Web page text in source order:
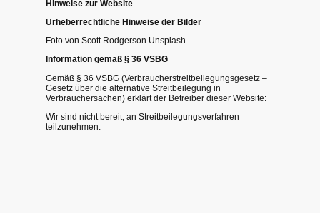
Hinweise zur Website
Urheberrechtliche Hinweise der Bilder
Foto von Scott Rodgerson Unsplash
Information gemäß § 36 VSBG
Gemäß § 36 VSBG (Verbraucherstreitbeilegungsgesetz –
Gesetz über die alternative Streitbeilegung in
Verbrauchersachen) erklärt der Betreiber dieser Website:
Wir sind nicht bereit, an Streitbeilegungsverfahren
teilzunehmen.